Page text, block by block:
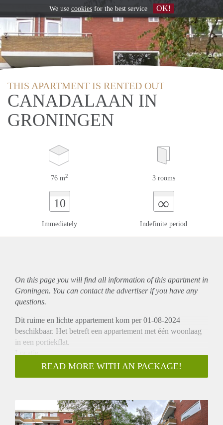
THIS APARTMENT IS RENTED OUT
CANADALAAN IN
GRONINGEN
76 m2 3 rooms
10
Immediately
∞
Indefinite period
On this page you will find all information of this apartmentin
Groningen. You can contact the advertiser if you have any
questions.
Dit ruime en lichte appartement kom per 01-08-2024
beschikbaar. Het betreft een appartement met één woonlaag
in een portiekflat.
Locatie
Dit appartement is gelegen in de wijk Corpus den Hoorn
Noord in Groningen en is op loopafstand van de supermarkt
Het appartement bevindt zich op de eerste woonlaag en
READ MORE WITH AN PACKAGE!
We use cookiesfor the best service OK!